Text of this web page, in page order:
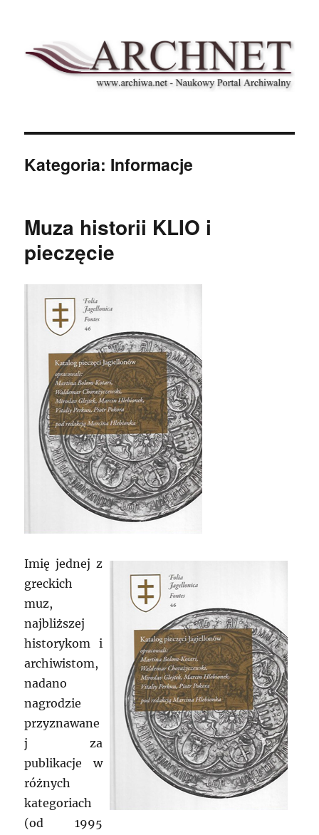
Archnet
Kategoria: Informacje
Muza historii KLIO i
pieczęcie
Imię jednej z
greckich
muz,
najbliższej
historykom i
archiwistom,
nadano
nagrodzie
przyznawane
j za
publikacje w
różnych
kategoriach
(od 1995